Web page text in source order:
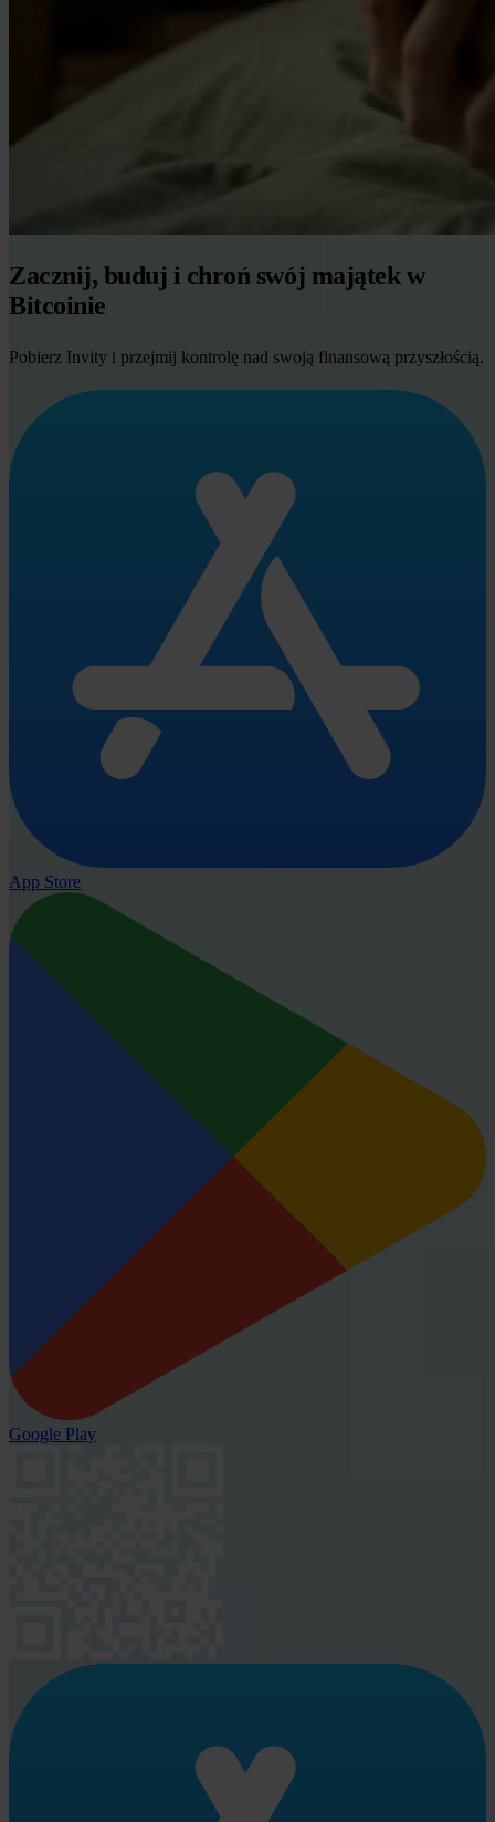
Zacznij, buduj i chroń swój majątek w
Bitcoinie
Pobierz Invity i przejmij kontrolę nad swoją finansową przyszłością.
App Store
Google Play